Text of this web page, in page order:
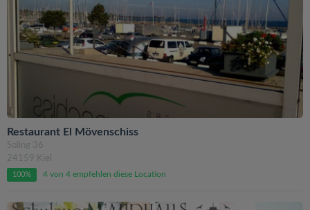
Restaurant El Mövenschiss
Soling 36
24159 Kiel
100% 4 von 4 empfehlen diese Location